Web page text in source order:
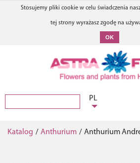
Stosujemy pliki cookie w celu świadczenia
tej strony wyrażasz zgodę na
OK
PL
Katalog / Anthurium / Anthurium